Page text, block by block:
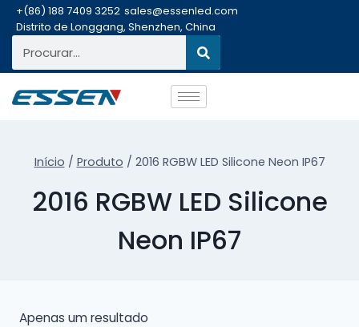
+(86) 188 7409 3252 sales@essenled.com
Distrito de Longgang, Shenzhen, China
Início / Produto / 2016 RGBW LED Silicone Neon IP67
2016 RGBW LED Silicone
Neon IP67
Apenas um resultado